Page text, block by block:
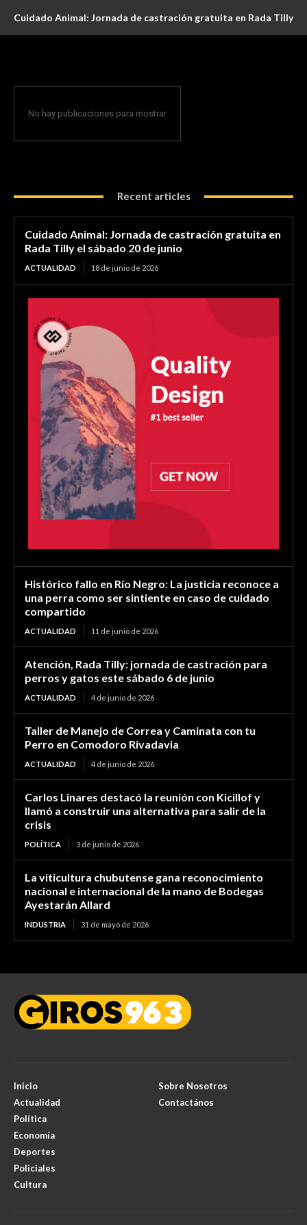
Cuidado Animal: Jornada de castración gratuita en Rada Tilly
No hay publicaciones para mostrar
Recent articles
Cuidado Animal: Jornada de castración gratuita en
Rada Tilly el sábado 20 de junio
ACTUALIDAD 18 de junio de 2026
Histórico fallo en Río Negro: La justicia reconoce a
una perra como ser sintiente en caso de cuidado
compartido
ACTUALIDAD 11 de junio de 2026
Atención, Rada Tilly: jornada de castración para
perros y gatos este sábado 6 de junio
ACTUALIDAD 4 de junio de 2026
Taller de Manejo de Correa y Caminata con tu
Perro en Comodoro Rivadavia
ACTUALIDAD 4 de junio de 2026
Carlos Linares destacó la reunión con Kicillof y
llamó a construir una alternativa para salir de la
crisis
POLÍTICA 3 de junio de 2026
La viticultura chubutense gana reconocimiento
nacional e internacional de la mano de Bodegas
Ayestarán Allard
INDUSTRIA 31 de mayo de 2026
Inicio
Actualidad
Política
Economía
Deportes
Policiales
Cultura
Sobre Nosotros
Contactános